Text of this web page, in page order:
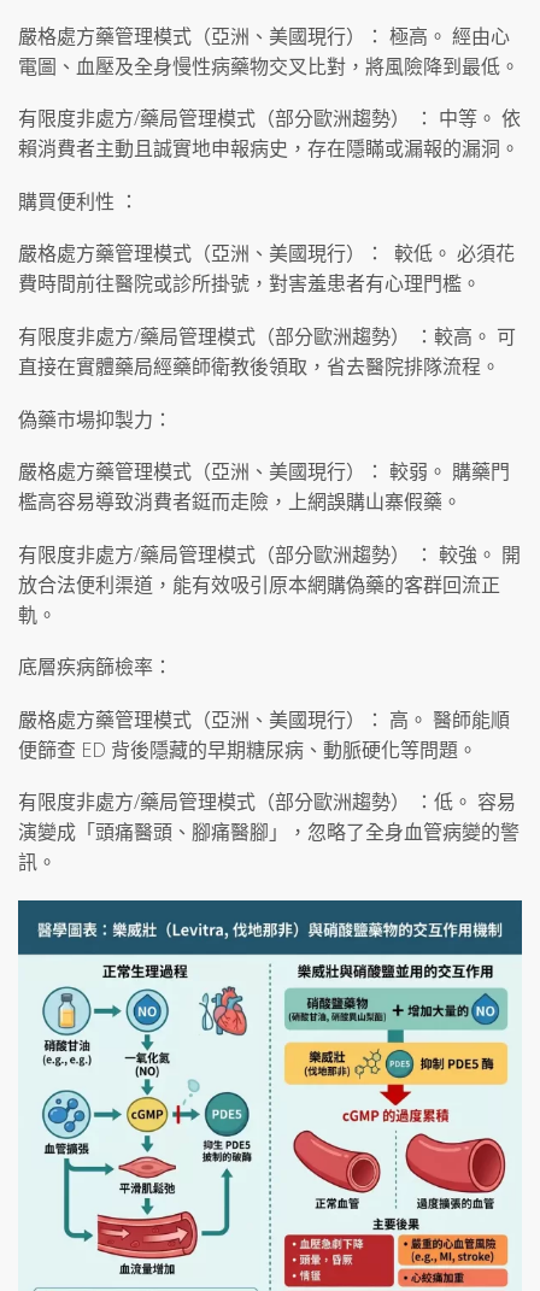
嚴格處方藥管理模式（亞洲、美國現行）： 極高。 經由心
電圖、血壓及全身慢性病藥物交叉比對，將風險降到最低。
有限度非處方/藥局管理模式（部分歐洲趨勢） ： 中等。 依
賴消費者主動且誠實地申報病史，存在隱瞞或漏報的漏洞。
購買便利性 ：
嚴格處方藥管理模式（亞洲、美國現行）： 較低。 必須花
費時間前往醫院或診所掛號，對害羞患者有心理門檻。
有限度非處方/藥局管理模式（部分歐洲趨勢） ：較高。 可
直接在實體藥局經藥師衛教後領取，省去醫院排隊流程。
偽藥市場抑製力：
嚴格處方藥管理模式（亞洲、美國現行）： 較弱。 購藥門
檻高容易導致消費者鋌而走險，上網誤購山寨假藥。
有限度非處方/藥局管理模式（部分歐洲趨勢） ： 較強。 開
放合法便利渠道，能有效吸引原本網購偽藥的客群回流正
軌。
底層疾病篩檢率：
嚴格處方藥管理模式（亞洲、美國現行）： 高。 醫師能順
便篩查 ED 背後隱藏的早期糖尿病、動脈硬化等問題。
有限度非處方/藥局管理模式（部分歐洲趨勢） ：低。 容易
演變成「頭痛醫頭、腳痛醫腳」，忽略了全身血管病變的警
訊。